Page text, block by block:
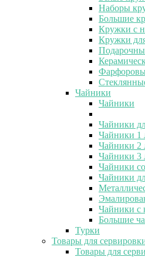
Наборы
Большие
Кружки с
Кружки
Чайники
Чайники
Чайники
Чайники 1
Чайники 2
Чайники 3
Чайники
Чайники
Чайники с
Большие
Турки
Товары для
Товары для